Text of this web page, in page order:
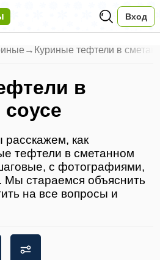
Вход
→ Куриные тефтели в
в
расскажем, как
тефтели в сметанном
с фотографиями,
Мы стараемся объяснить
на все вопросы и